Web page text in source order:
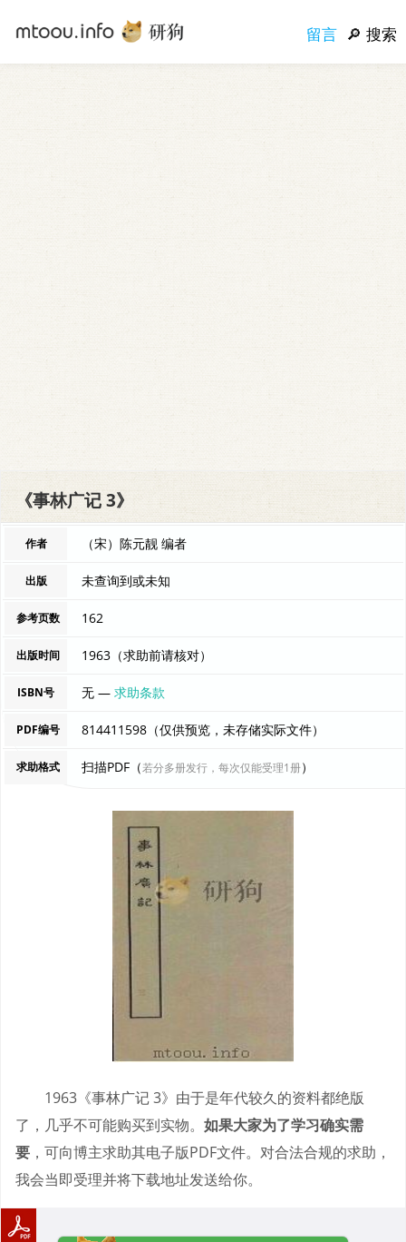
留言 搜索
《事林广记 3》
作者 （宋）陈元靓 编者
出版 未查询到或未知
参考页数 162
出版时间 1963（求助前请核对）
ISBN号 无 —求助条款
PDF编号 814411598（仅供预览，未存储实际文件）
求助格式 扫描PDF（若分多册发行，每次仅能受理1册）
1963《事林广记 3》由于是年代较久的资料都绝版
了，几乎不可能购买到实物。 如果大家为了学习确实需
要 ，可向博主求助其电子版PDF文件。对合法合规的求助，
我会当即受理并将下载地址发送给你。